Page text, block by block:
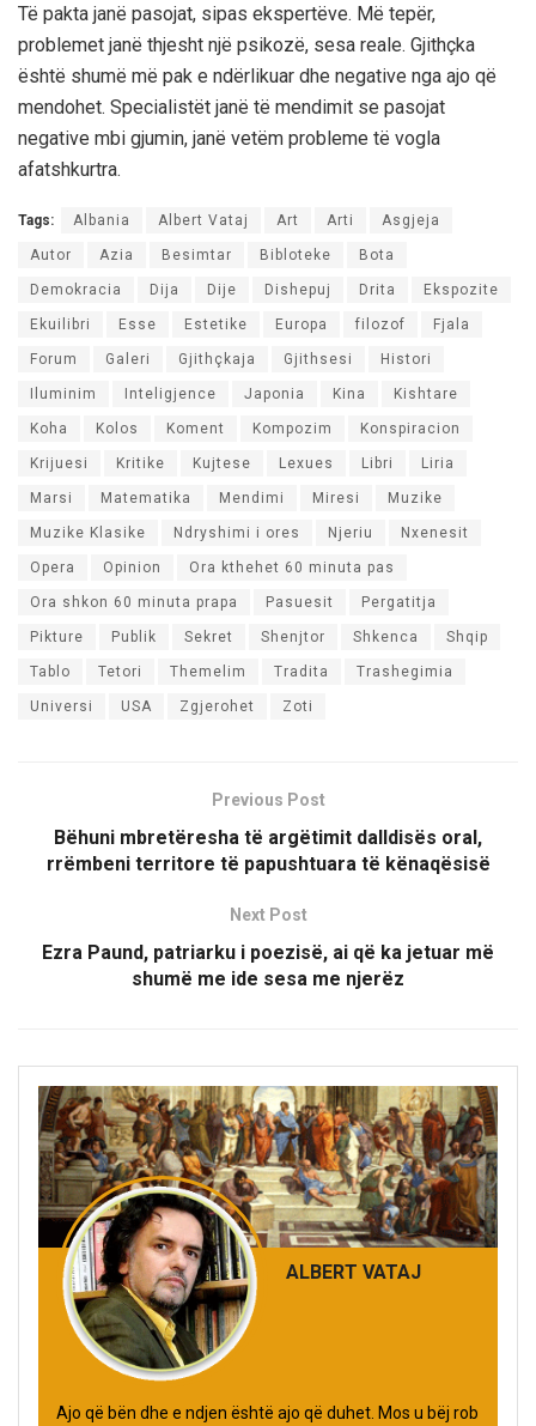
Të pakta janë pasojat, sipas ekspertëve. Më tepër,
problemet janë thjesht një psikozë, sesa reale. Gjithçka
është shumë më pak e ndërlikuar dhe negative nga ajo që
mendohet. Specialistët janë të mendimit se pasojat
negative mbi gjumin, janë vetëm probleme të vogla
afatshkurtra.
Tags: Albania Albert Vataj Art Arti Asgjeja
Autor Azia Besimtar Bibloteke Bota
Demokracia Dija Dije Dishepuj Drita Ekspozite
Ekuilibri Esse Estetike Europa filozof Fjala
Forum Galeri Gjithçkaja Gjithsesi Histori
Iluminim Inteligjence Japonia Kina Kishtare
Koha Kolos Koment Kompozim Konspiracion
Krijuesi Kritike Kujtese Lexues Libri Liria
Marsi Matematika Mendimi Miresi Muzike
Muzike Klasike Ndryshimi i ores Njeriu Nxenesit
Opera Opinion Ora kthehet 60 minuta pas
Ora shkon 60 minuta prapa Pasuesit Pergatitja
Pikture Publik Sekret Shenjtor Shkenca Shqip
Tablo Tetori Themelim Tradita Trashegimia
Universi USA Zgjerohet Zoti
Previous Post
Bëhuni mbretëresha të argëtimit dalldisës oral,
rrëmbeni territore të papushtuara të kënaqësisë
Next Post
Ezra Paund, patriarku i poezisë, ai që ka jetuar më
shumë me ide sesa me njerëz
ALBERT VATAJ
Ajo që bën dhe e ndjen është ajo që duhet. Mos u bëj rob